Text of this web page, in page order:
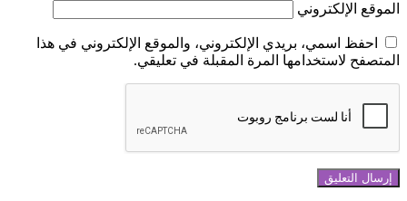
الموقع الإلكتروني
احفظ اسمي، بريدي الإلكتروني، والموقع الإلكتروني في هذا
المتصفح لاستخدامها المرة المقبلة في تعليقي.